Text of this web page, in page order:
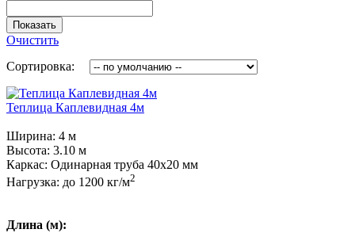
Показать
Очистить
Сортировка:
Теплица Каплевидная 4м
Ширина: 4 м
Высота: 3.10 м
Каркас: Одинарная труба 40х20 мм
Нагрузка: до 1200 кг/м2
Длина (м):